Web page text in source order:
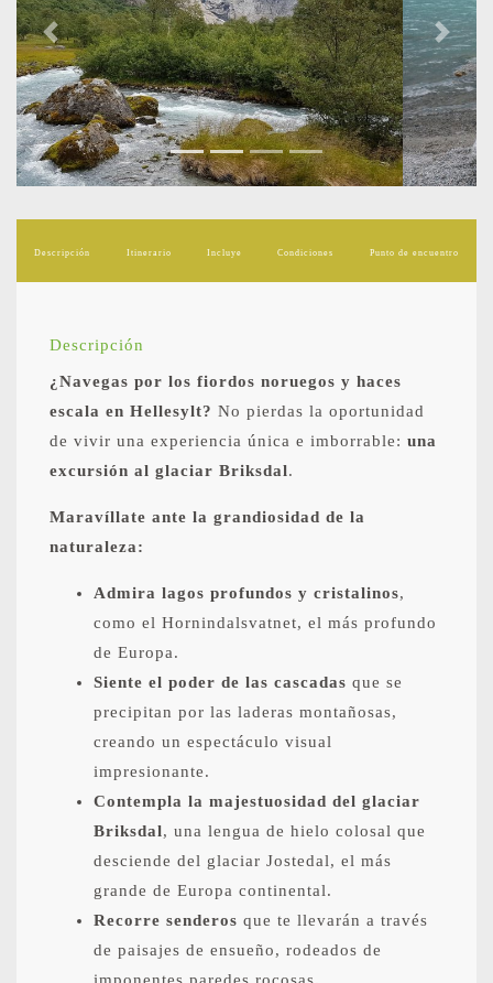
Previous Next
Descripción Itinerario Incluye Condiciones Punto de encuentro
Descripción
¿Navegas por los fiordos noruegos y haces
escala en Hellesylt? No pierdas la oportunidad
de vivir una experiencia única e imborrable: una
excursión al glaciar Briksdal.
Maravíllate ante la grandiosidad de la
naturaleza:
Admira lagos profundos y cristalinos,
como el Hornindalsvatnet, el más profundo
de Europa.
Siente el poder de las cascadas que se
precipitan por las laderas montañosas,
creando un espectáculo visual
impresionante.
Contempla la majestuosidad del glaciar
Briksdal, una lengua de hielo colosal que
desciende del glaciar Jostedal, el más
grande de Europa continental.
Recorre senderos que te llevarán a través
de paisajes de ensueño, rodeados de
imponentes paredes rocosas.